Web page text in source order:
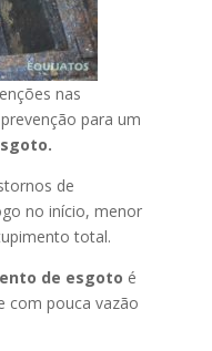
nas
para um
de
no início, menor
total.
de esgoto é
com pouca vazão